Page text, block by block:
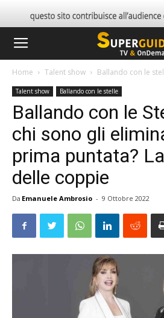
Home Talent show Ballando con le
Talent show Ballando con le stelle
Ballando con le
chi sono gli
prima puntata?
delle coppie
Da Emanuele Ambrosio - 9 Ottobre 2022